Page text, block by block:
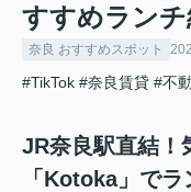
すすめランチ
奈良 おすすめスポット
#TikTok #奈良賃貸 #不
JR奈良駅直結！
「Kotoka」でラ